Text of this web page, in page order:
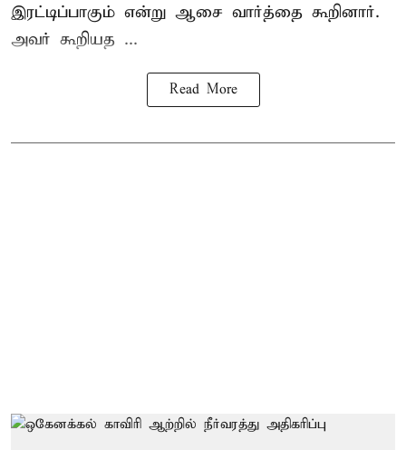
இரட்டிப்பாகும் என்று ஆசை வார்த்தை கூறினார்.
அவர் கூறியத ...
Read More